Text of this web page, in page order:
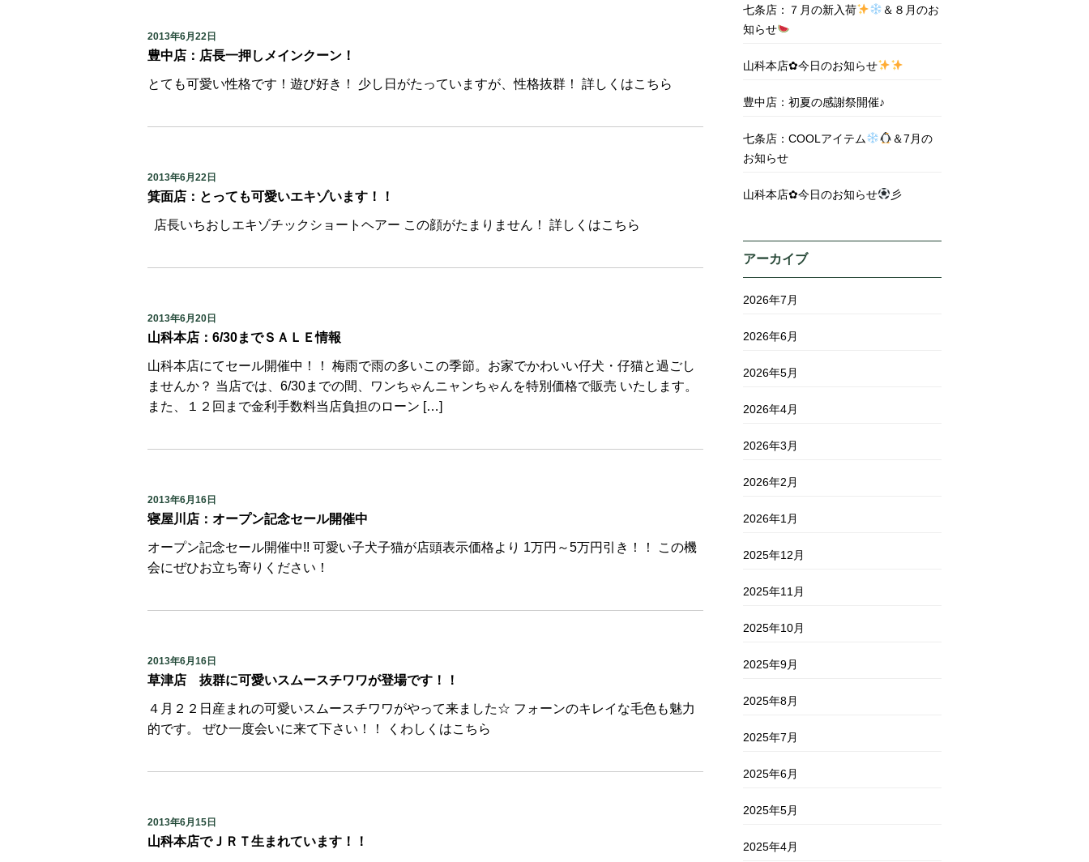
2013年6月22日
豊中店：店長一押しメインクーン！
とても可愛い性格です！遊び好き！ 少し日がたっていますが、性格抜群！ 詳しくはこちら
2013年6月22日
箕面店：とっても可愛いエキゾいます！！
店長いちおしエキゾチックショートヘアー この顔がたまりません！ 詳しくはこちら
2013年6月20日
山科本店：6/30までＳＡＬＥ情報
山科本店にてセール開催中！！ 梅雨で雨の多いこの季節。お家でかわいい仔犬・仔猫と過ごし
ませんか？ 当店では、6/30までの間、ワンちゃんニャンちゃんを特別価格で販売 いたします。
また、１２回まで金利手数料当店負担のローン […]
2013年6月16日
寝屋川店：オープン記念セール開催中
オープン記念セール開催中!! 可愛い子犬子猫が店頭表示価格より 1万円～5万円引き！！ この機
会にぜひお立ち寄りください！
2013年6月16日
草津店 抜群に可愛いスムースチワワが登場です！！
４月２２日産まれの可愛いスムースチワワがやって来ました☆ フォーンのキレイな毛色も魅力
的です。 ぜひ一度会いに来て下さい！！ くわしくはこちら
2013年6月15日
山科本店でＪＲＴ生まれています！！
七条店：７月の新入荷
＆８月のお
知らせ
山科本店✿今日のお知らせ
豊中店：初夏の感謝祭開催♪
七条店：COOLアイテム
＆7月の
お知らせ
山科本店✿今日のお知らせ 彡
アーカイブ
2026年7月
2026年6月
2026年5月
2026年4月
2026年3月
2026年2月
2026年1月
2025年12月
2025年11月
2025年10月
2025年9月
2025年8月
2025年7月
2025年6月
2025年5月
2025年4月